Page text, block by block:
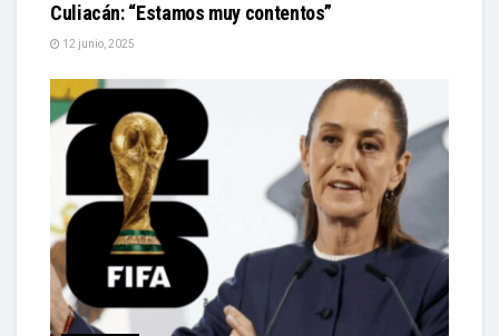
Culiacán: “Estamos muy contentos”
12 junio, 2025